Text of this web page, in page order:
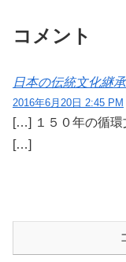
コメント
日本の伝統文化継承
2016年6月20日 2:45 PM
[…] １５０年の循環
[…]